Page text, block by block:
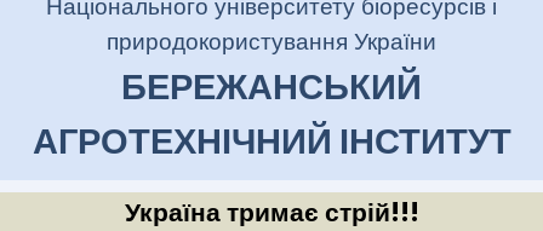
Національного університету біоресурсів і
природокористування України
БЕРЕЖАНСЬКИЙ
АГРОТЕХНІЧНИЙ ІНСТИТУТ
Україна тримає стрій!!!